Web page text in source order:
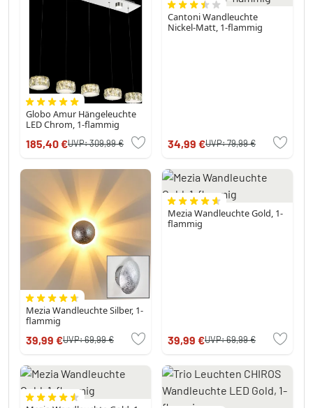
Globo Amur Hängeleuchte
LED Chrom, 1-flammig
185,40 €UVP:309,99 €
Cantoni Wandleuchte
Nickel-Matt, 1-flammig
34,99 €UVP:79,99 €
Mezia Wandleuchte Silber, 1-
flammig
39,99 €UVP:69,99 €
Mezia Wandleuchte Gold, 1-
flammig
39,99 €UVP:69,99 €